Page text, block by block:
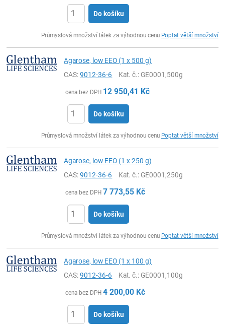
Do košíku
Průmyslová množství látek za výhodnou cenu Poptat větší množství
Agarose, low EEO (1 x 500 g)
CAS:9012-36-6 Kat. č.: GE0001,500g
cena bez DPH 12 950,41 Kč
Do košíku
Průmyslová množství látek za výhodnou cenu Poptat větší množství
Agarose, low EEO (1 x 250 g)
CAS:9012-36-6 Kat. č.: GE0001,250g
cena bez DPH 7 773,55 Kč
Do košíku
Průmyslová množství látek za výhodnou cenu Poptat větší množství
Agarose, low EEO (1 x 100 g)
CAS:9012-36-6 Kat. č.: GE0001,100g
cena bez DPH 4 200,00 Kč
Do košíku